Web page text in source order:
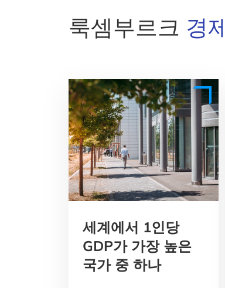
룩셈부르크 경
세계에서 1인당
GDP가 가장 높은
국가 중 하나